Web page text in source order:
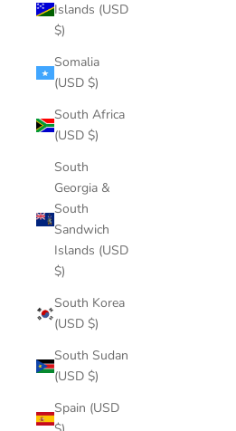
Islands (USD
$)
Somalia
(USD $)
South Africa
(USD $)
South
Georgia &
South
Sandwich
Islands (USD
$)
South Korea
(USD $)
South Sudan
(USD $)
Spain (USD